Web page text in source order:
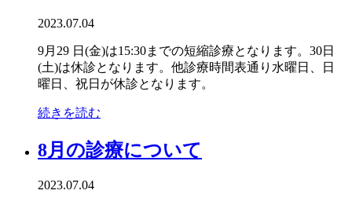
2023.07.04
9月29 日(金)は15:30までの短縮診療となります。30日
(土)は休診となります。他診療時間表通り水曜日、日
曜日、祝日が休診となります。
続きを読む
8月の診療について
2023.07.04